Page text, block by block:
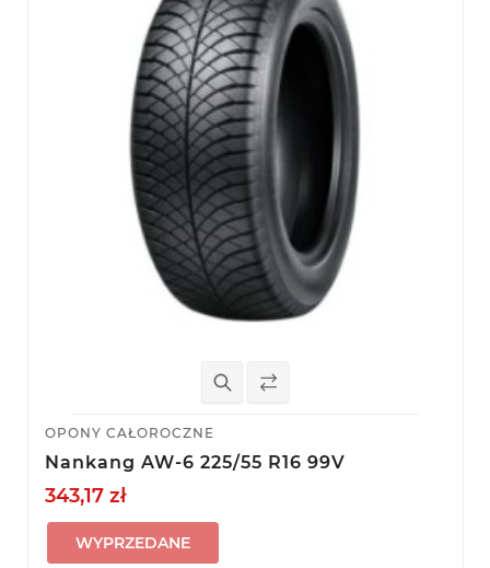
OPONY CAŁOROCZNE
Nankang AW-6 225/55 R16 99V
343,17 zł
WYPRZEDANE